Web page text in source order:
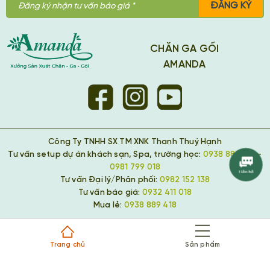
Trang chủ Sản phẩm
ĐĂNG KÝ
CHĂN GA GỐI
AMANDA
Công Ty TNHH SX TM XNK Thanh Thuý Hạnh
Tư vấn setup dự án khách sạn, Spa, trường học: 0938 889 418-
0981 799 018
Tư vấn Đại lý/Phân phối: 0982 152 138
Tư vấn báo giá: 0932 411 018
Mua lẻ: 0938 889 418